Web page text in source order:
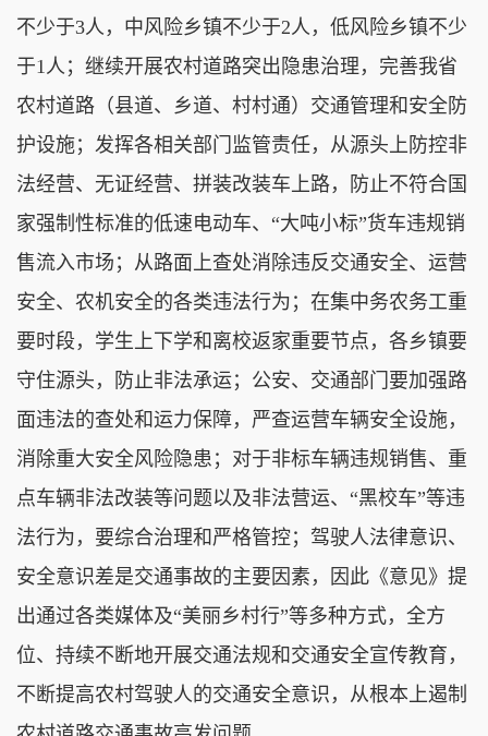
不少于3人，中风险乡镇不少于2人，低风险乡镇不少
于1人；继续开展农村道路突出隐患治理，完善我省
农村道路（县道、乡道、村村通）交通管理和安全防
护设施；发挥各相关部门监管责任，从源头上防控非
法经营、无证经营、拼装改装车上路，防止不符合国
家强制性标准的低速电动车、“大吨小标”货车违规销
售流入市场；从路面上查处消除违反交通安全、运营
安全、农机安全的各类违法行为；在集中务农务工重
要时段，学生上下学和离校返家重要节点，各乡镇要
守住源头，防止非法承运；公安、交通部门要加强路
面违法的查处和运力保障，严查运营车辆安全设施，
消除重大安全风险隐患；对于非标车辆违规销售、重
点车辆非法改装等问题以及非法营运、“黑校车”等违
法行为，要综合治理和严格管控；驾驶人法律意识、
安全意识差是交通事故的主要因素，因此《意见》提
出通过各类媒体及“美丽乡村行”等多种方式，全方
位、持续不断地开展交通法规和交通安全宣传教育，
不断提高农村驾驶人的交通安全意识，从根本上遏制